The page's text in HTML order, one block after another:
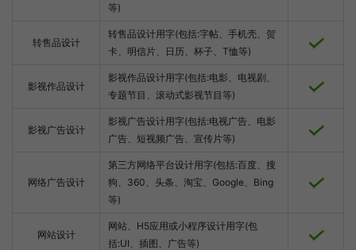
等)
转售品设计
转售品设计用字(包括:字帖、手机壳、贺
卡、明信片、日历、杯子、T恤等)
影视作品设计
影视作品设计用字(包括:电影、电视剧、
专题节目、滚动式影视节目等)
影视广告设计
影视广告设计用字(包括:电视广告、电影
广告、短视频广告、宣传片等)
网络广告设计
第三方网络平台设计用字(包括:百度、搜
狗、360、头条、淘宝、Google、Bing
等)
网站设计
网站、H5应用或小程序设计用字(包
括:UI、插图、广告等)